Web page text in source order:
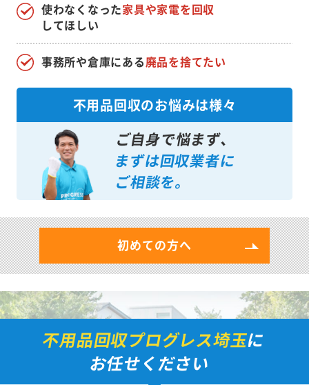
使わなくなった家具や家電を回収
してほしい
事務所や倉庫にある廃品を捨てたい
不用品回収のお悩みは様々
ご自身で悩まず、
まずは回収業者に
ご相談を。
初めての方へ
不用品回収プログレス埼玉に
お任せください